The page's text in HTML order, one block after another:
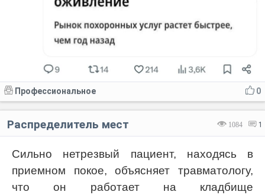
0
Профессиональное
1084 1
Распределитель мест
Сильно нетрезвый пациент, находясь в
приемном покое, объясняет травматологу,
что он работает на кладбище